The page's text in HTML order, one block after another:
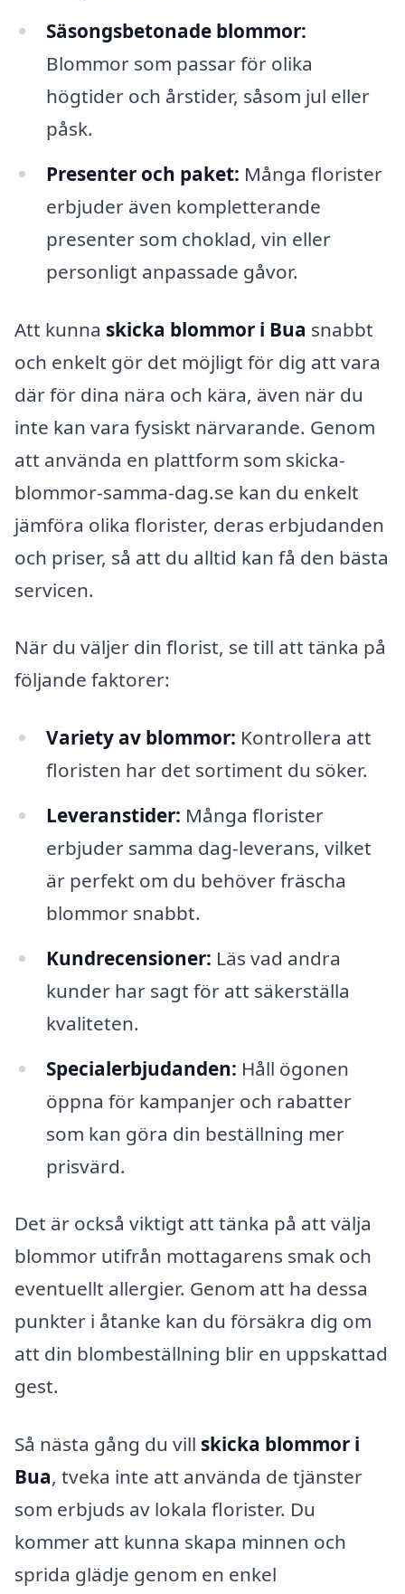
Säsongsbetonade blommor:
Blommor som passar för olika
högtider och årstider, såsom jul eller
påsk.
Presenter och paket: Många florister
erbjuder även kompletterande
presenter som choklad, vin eller
personligt anpassade gåvor.
Att kunna skicka blommor i Bua snabbt
och enkelt gör det möjligt för dig att vara
där för dina nära och kära, även när du
inte kan vara fysiskt närvarande. Genom
att använda en plattform som skicka-
blommor-samma-dag.se kan du enkelt
jämföra olika florister, deras erbjudanden
och priser, så att du alltid kan få den bästa
servicen.
När du väljer din florist, se till att tänka på
följande faktorer:
Variety av blommor: Kontrollera att
floristen har det sortiment du söker.
Leveranstider: Många florister
erbjuder samma dag-leverans, vilket
är perfekt om du behöver fräscha
blommor snabbt.
Kundrecensioner: Läs vad andra
kunder har sagt för att säkerställa
kvaliteten.
Specialerbjudanden: Håll ögonen
öppna för kampanjer och rabatter
som kan göra din beställning mer
prisvärd.
Det är också viktigt att tänka på att välja
blommor utifrån mottagarens smak och
eventuellt allergier. Genom att ha dessa
punkter i åtanke kan du försäkra dig om
att din blombeställning blir en uppskattad
gest.
Så nästa gång du vill skicka blommor i
Bua, tveka inte att använda de tjänster
som erbjuds av lokala florister. Du
kommer att kunna skapa minnen och
sprida glädje genom en enkel